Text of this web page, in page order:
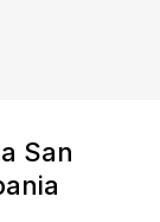
San